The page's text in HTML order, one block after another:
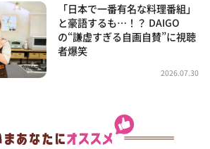
「日本で一番有名な料理番組」
と豪語するも…！？ DAIGO
の“謙虚すぎる自画自賛”に視聴
者爆笑
2026.07.30